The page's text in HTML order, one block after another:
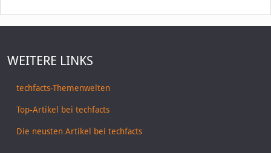
WEITERE LINKS
techfacts-Themenwelten
Top-Artikel bei techfacts
Die neusten Artikel bei techfacts